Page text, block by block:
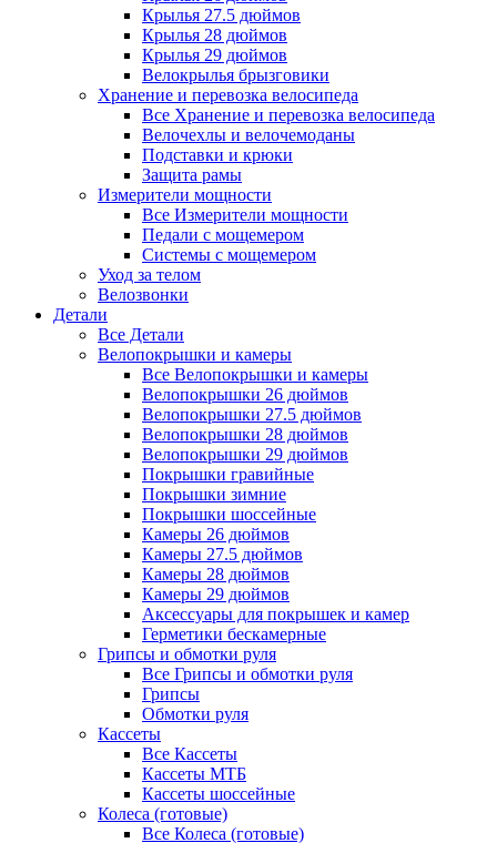
Крылья 27.5 дюймов
Крылья 28 дюймов
Крылья 29 дюймов
Велокрылья брызговики
Хранение и перевозка велосипеда
Все Хранение и перевозка велосипеда
Велочехлы и велочемоданы
Подставки и крюки
Защита рамы
Измерители мощности
Все Измерители мощности
Педали с мощемером
Системы с мощемером
Уход за телом
Велозвонки
Детали
Все Детали
Велопокрышки и камеры
Все Велопокрышки и камеры
Велопокрышки 26 дюймов
Велопокрышки 27.5 дюймов
Велопокрышки 28 дюймов
Велопокрышки 29 дюймов
Покрышки гравийные
Покрышки зимние
Покрышки шоссейные
Камеры 26 дюймов
Камеры 27.5 дюймов
Камеры 28 дюймов
Камеры 29 дюймов
Аксессуары для покрышек и камер
Герметики бескамерные
Грипсы и обмотки руля
Все Грипсы и обмотки руля
Грипсы
Обмотки руля
Кассеты
Все Кассеты
Кассеты МТБ
Кассеты шоссейные
Колеса (готовые)
Все Колеса (готовые)